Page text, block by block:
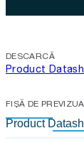
DESCARCĂ
Product
FIȘĂ DE
Product